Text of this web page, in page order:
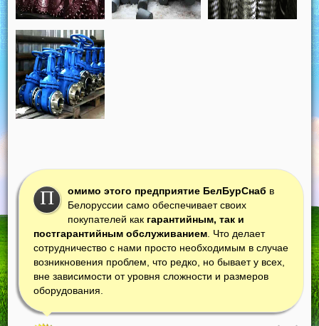
П омимо этого предприятие БелБурСнаб в
Белоруссии само обеспечивает своих
покупателей как гарантийным, так и
постгарантийным обслуживанием. Что делает
сотрудничество с нами просто необходимым в случае
возникновения проблем, что редко, но бывает у всех,
вне зависимости от уровня сложности и размеров
оборудования.